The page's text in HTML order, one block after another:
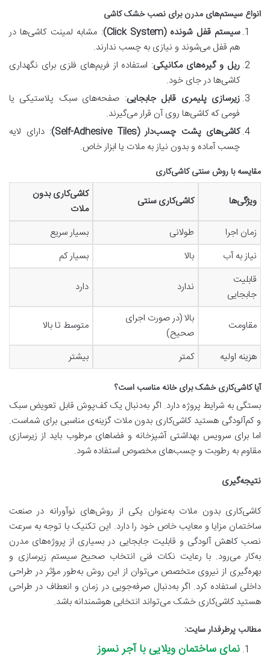
انواع سیستم‌های مدرن برای نصب خشک کاشی
سیستم قفل شونده (Click System)
: مشابه لمینت کاشی‌ها در
هم قفل می‌شوند و نیازی به چسب ندارند.
ریل و گیره‌های مکانیکی: استفاده از فریم‌های فلزی برای نگهداری
کاشی‌ها در جای خود.
زیرسازی پلیمری قابل جابجایی: صفحه‌های سبک پلاستیکی یا
فومی که کاشی‌ها روی آن قرار می‌گیرند.
کاشی‌های پشت چسب‌دار (Self-Adhesive Tiles)
: دارای لایه
چسب آماده و بدون نیاز به ملات یا ابزار خاص.
مقایسه با روش سنتی کاشی‌کاری
ویژگی‌ها کاشی‌کاری سنتی
کاشی‌کاری بدون
ملات
زمان اجرا
طولانی
بسیار سریع
نیاز به آب
بالا
بسیار کم
قابلیت
جابجایی
ندارد دارد
مقاومت
بالا (در صورت اجرای
صحیح)
متوسط تا بالا
هزینه اولیه کمتر بیشتر
آیا کاشی‌کاری خشک برای خانه مناسب است؟
بستگی به شرایط پروژه دارد. اگر به‌دنبال یک کف‌پوش قابل تعویض سبک
و کم‌آلودگی هستید کاشی‌کاری بدون ملات گزینه‌ی مناسبی برای شماست.
اما برای سرویس بهداشتی آشپزخانه و فضاهای مرطوب باید از زیرسازی
مقاوم به رطوبت و چسب‌های مخصوص استفاده شود.
نتیجه‌گیری
کاشی‌کاری بدون ملات به‌عنوان یکی از روش‌های نوآورانه در صنعت
ساختمان مزایا و معایب خاص خود را دارد. این تکنیک با توجه به سرعت
نصب کاهش آلودگی و قابلیت جابجایی در بسیاری از پروژه‌های مدرن
به‌کار می‌رود. با رعایت نکات فنی انتخاب صحیح سیستم زیرسازی و
بهره‌گیری از نیروی متخصص می‌توان از این روش به‌طور مؤثر در طراحی
داخلی استفاده کرد. اگر به‌دنبال صرفه‌جویی در زمان و انعطاف در طراحی
هستید کاشی‌کاری خشک می‌تواند انتخابی هوشمندانه باشد.
مطالب پرطرفدار سایت:
نمای ساختمان ویلایی با آجر نسوز